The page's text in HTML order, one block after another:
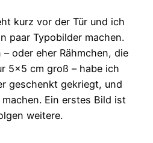
kurz vor der Tür und ich
paar Typobilder machen.
oder eher Rähmchen, die
5×5 cm groß – habe ich
geschenkt gekriegt, und
Ein erstes Bild ist
weitere.